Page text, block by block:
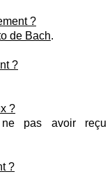
?
de Bach.
?
?
pas avoir reçu
?